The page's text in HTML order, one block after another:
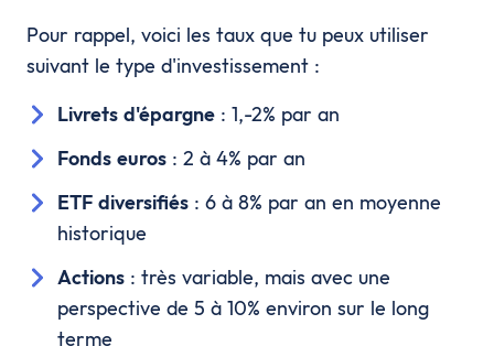
Pour rappel, voici les taux que tu peux utiliser
suivant le type d'investissement :
Livrets d'épargne : 1,-2% par an
Fonds euros : 2 à 4% par an
ETF diversifiés : 6 à 8% par an en moyenne
historique
Actions : très variable, mais avec une
perspective de 5 à 10% environ sur le long
terme